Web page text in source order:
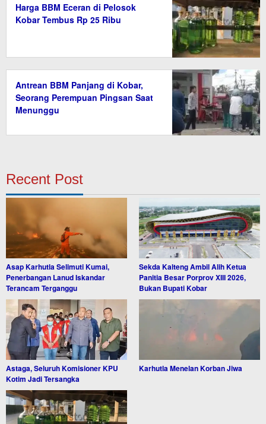
Harga BBM Eceran di Pelosok
Kobar Tembus Rp 25 Ribu
Antrean BBM Panjang di Kobar,
Seorang Perempuan Pingsan Saat
Menunggu
Recent Post
Asap Karhutla Selimuti Kumai,
Penerbangan Lanud Iskandar
Terancam Terganggu
Sekda Kalteng Ambil Alih Ketua
Panitia Besar Porprov XIII 2026,
Bukan Bupati Kobar
Astaga, Seluruh Komisioner KPU
Kotim Jadi Tersangka
Karhutla Menelan Korban Jiwa